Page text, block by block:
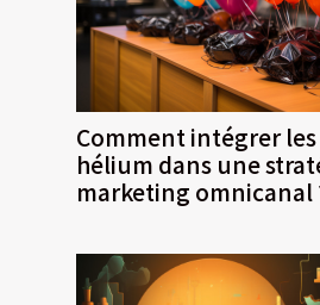
Comment intégrer
hélium dans une
marketing omnicanal